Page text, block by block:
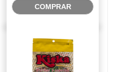
COMPRAR